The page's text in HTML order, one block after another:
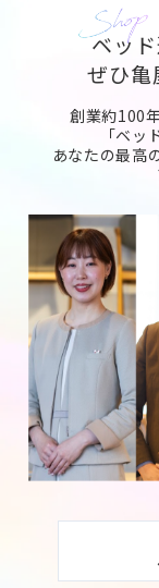
ベッ
ぜひ
創業約100
「ベ
あなたの最高